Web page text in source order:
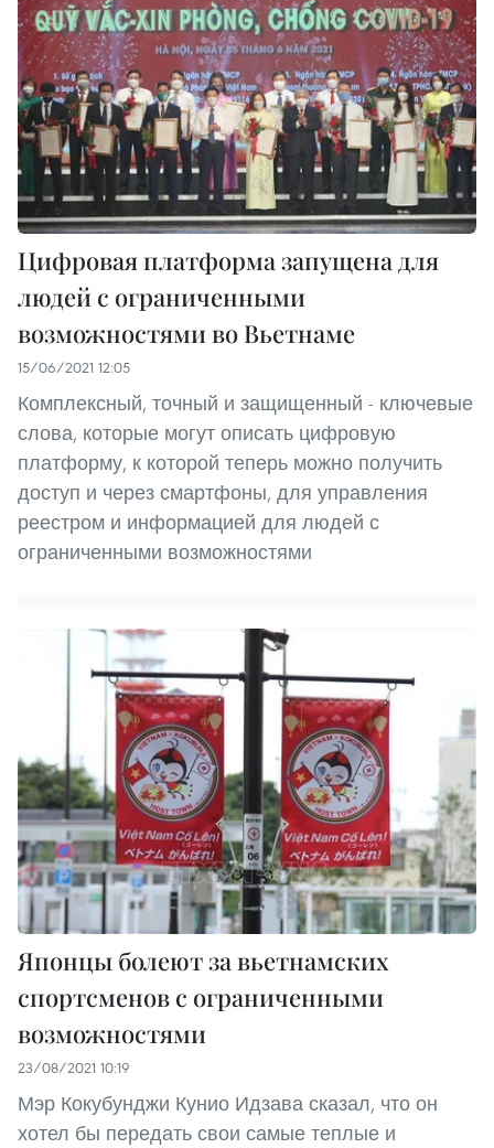
Цифровая платформа запущена для
людей с ограниченными
возможностями во Вьетнаме
15/06/2021 12:05
Комплексный, точный и защищенный - ключевые
слова, которые могут описать цифровую
платформу, к которой теперь можно получить
доступ и через смартфоны, для управления
реестром и информацией для людей с
ограниченными возможностями
Японцы болеют за вьетнамских
спортсменов с ограниченными
возможностями
23/08/2021 10:19
Мэр Кокубунджи Кунио Идзава сказал, что он
хотел бы передать свои самые теплые и